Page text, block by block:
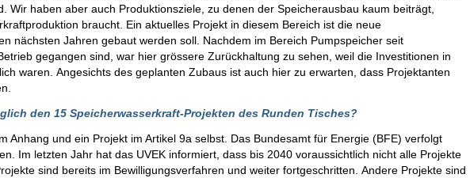
Wir haben aber auch Produktionsziele, zu denen der Speicherausbau kaum beiträgt,
braucht. Ein aktuelles Projekt in diesem Bereich ist die neue
nächsten Jahren gebaut werden soll. Nachdem im Bereich Pumpspeicher seit
gegangen sind, war hier grössere Zurückhaltung zu sehen, weil die Investitionen in
waren. Angesichts des geplanten Zubaus ist auch hier zu erwarten, dass Projektanten
den 15 Speicherwasserkraft-Projekten des Runden Tisches?
Anhang und ein Projekt im Artikel 9a selbst. Das Bundesamt für Energie (BFE) verfolgt
Im letzten Jahr hat das UVEK informiert, dass bis 2040 voraussichtlich nicht alle Projekte
sind bereits im Bewilligungsverfahren und weiter fortgeschritten. Andere Projekte sind